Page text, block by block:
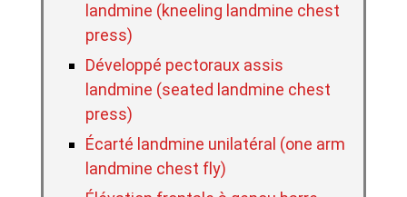
landmine (kneeling landmine chest
press)
Développé pectoraux assis
landmine (seated landmine chest
press)
Écarté landmine unilatéral (one arm
landmine chest fly)